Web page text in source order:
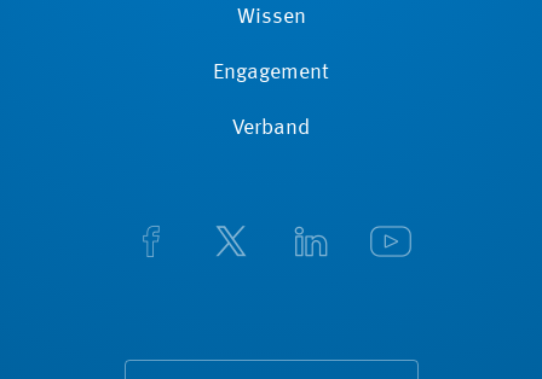
Wissen
Engagement
Verband